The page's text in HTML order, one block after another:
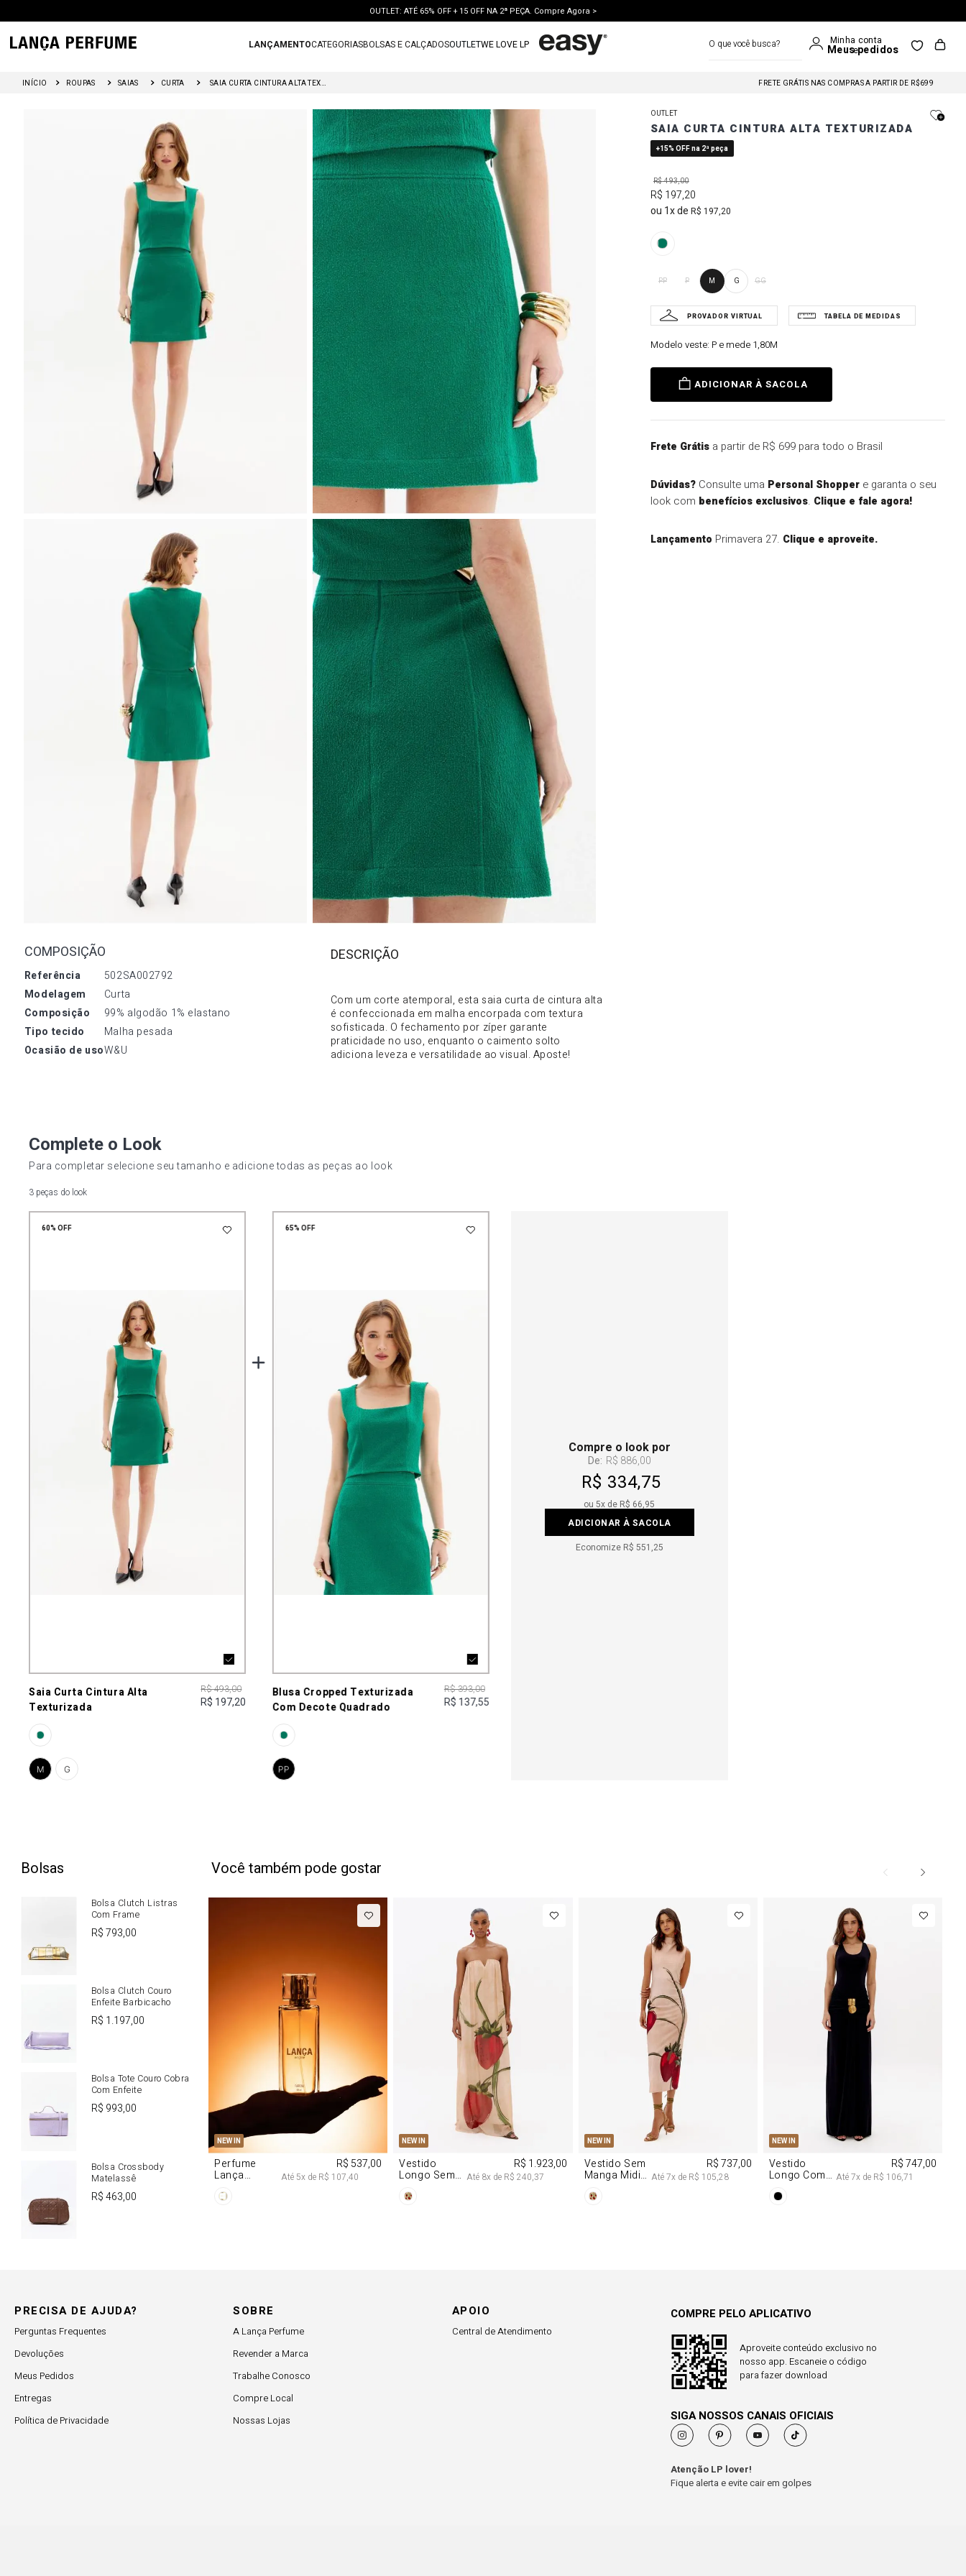
OUTLET: ATÉ 65% OFF + 15 OFF NA 2ª PEÇA. Compre Agora >
LANÇAMENTOCATEGORIASBOLSAS E CALÇADOSOUTLETWE LOVE LP
ROUPAS SAIAS CURTA SAIA CURTA CINTURA ALTA TEXTURIZADA FRETE GRÁTIS NAS COMPRAS A PARTIR DE R$699
FRETE GRÁTIS NAS COMPRAS A PARTIR DE R$699
COMPOSIÇÃO
referência
502SA002792
modelagem
Curta
composição
99% algodão 1% elastano
tipo tecido
Malha pesada
ocasião de usoW&U
Com um corte atemporal, esta saia curta de cintura alta
é confeccionada em malha encorpada com textura
sofisticada. O fechamento por zíper garante
praticidade no uso, enquanto o caimento solto
adiciona leveza e versatilidade ao visual. Aposte!
OUTLET
SAIA CURTA CINTURA ALTA TEXTURIZADA
+15% OFF na 2ª peça
R$493,00
R$ 197,20
1
R$ 197,20
PP P M G GG
Modelo veste: P e mede 1,80M
ADICIONAR À SACOLA
Frete Grátisa partir de R$ 699 para todo o Brasil
Dúvidas?Consulte uma Personal Shoppere garanta o seu
look com benefícios exclusivos. Clique e fale agora!
Lançamento Primavera 27. Clique e aproveite.
Complete o Look
Para completar selecione seu tamanho e adicione todas as peças ao look
3 peças do look
60% OFF
Saia Curta Cintura Alta
Texturizada
R$ 493,00
R$ 197,20
G
M
65% OFF
Blusa Cropped Texturizada
Com Decote Quadrado
R$ 393,00
R$ 137,55
PP
Compre o look por
De: R$ 886,00
R$ 334,75
ou5x de R$ 66,95
ADICIONAR À SACOLA
Economize R$ 551,25
Bolsas
Bolsa Clutch Listras
Com Frame
R$793,00
Bolsa Clutch Couro
Enfeite Barbicacho
R$ 1.197,00
Bolsa Tote Couro Cobra
Com Enfeite
R$ 993,00
Bolsa Crossbody
Matelassê
R$463,00
Você também pode gostar
NEW IN
U
Perfume
Lança
R$ 537,00
Até 5x de R$ 107,40
NEW IN
M G
Vestido
Longo Sem
Chiffon
R$ 1.923,00
Até 8x de R$ 240,37
NEW IN
PP M
Vestido Sem
Manga Midi
Morango
R$ 737,00
Até7x de R$ 105,28
NEW IN
PP M
Vestido
Longo Com
Na Frente
R$ 747,00
Até7x de R$ 106,71
PRECISA DE AJUDA?
Perguntas Frequentes
Devoluções
Meus Pedidos
Entregas
Política de Privacidade
SOBRE
A Lança Perfume
Revender a Marca
Trabalhe Conosco
Compre Local
Nossas Lojas
APOIO
Central de Atendimento
COMPRE PELO APLICATIVO
Aproveite conteúdo exclusivo no
nosso app. Escaneie o código
para fazer download
SIGA NOSSOS CANAIS OFICIAIS
Atenção LP lover!
Fique alerta e evite cair em golpes
2º
bolsa
3º
calca jeans
4 º
blusa
5 º
calca
6 º
vestido curto
7 º
bota
8 º
tenis
9º
t shirt
10 º saia